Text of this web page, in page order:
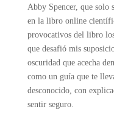
Abby Spencer, que solo
en la libro online​
provocativos del libro
que desafió mis
oscuridad que acecha
como un guía que te
desconocido, con
sentir seguro.